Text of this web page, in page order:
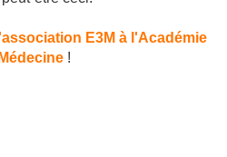
E3M à l'Académie
!